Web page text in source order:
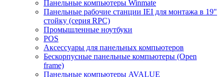
Панельные компьютеры Winmate
Панельные рабочие станции IEI для монтажа в 19"
стойку (серия RPC)
Промышленные ноутбуки
POS
Аксессуары для панельных компьютеров
Бескорпусные панельные компьютеры (Open
frame)
Панельные компьютеры AVALUE